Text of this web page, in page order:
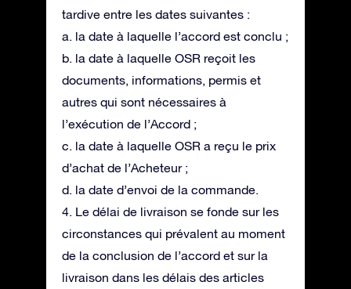
tardive entre les dates suivantes :
a. la date à laquelle l’accord est conclu ;
b. la date à laquelle OSR reçoit les
documents, informations, permis et
autres qui sont nécessaires à
l’exécution de l’Accord ;
c. la date à laquelle OSR a reçu le prix
d’achat de l’Acheteur ;
d. la date d’envoi de la commande.
4. Le délai de livraison se fonde sur les
circonstances qui prévalent au moment
de la conclusion de l’accord et sur la
livraison dans les délais des articles